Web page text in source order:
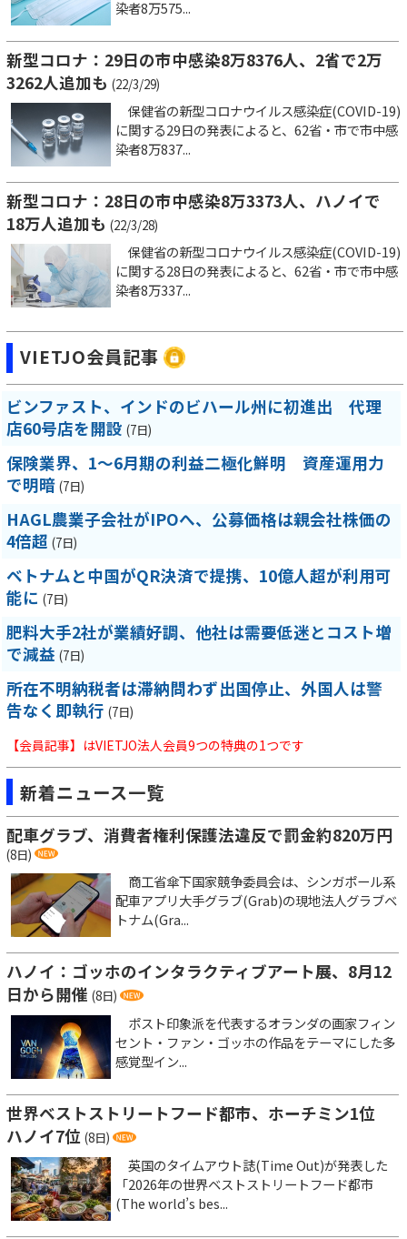
染者8万575...
新型コロナ：29日の市中感染8万8376人、2省で2万
3262人追加も (22/3/29)
保健省の新型コロナウイルス感染症(COVID-19)
に関する29日の発表によると、62省・市で市中感
染者8万837...
新型コロナ：28日の市中感染8万3373人、ハノイで
18万人追加も (22/3/28)
保健省の新型コロナウイルス感染症(COVID-19)
に関する28日の発表によると、62省・市で市中感
染者8万337...
VIETJO会員記事
ビンファスト、インドのビハール州に初進出 代理
店60号店を開設 (7日)
保険業界、1～6月期の利益二極化鮮明 資産運用力
で明暗 (7日)
HAGL農業子会社がIPOへ、公募価格は親会社株価の
4倍超 (7日)
ベトナムと中国がQR決済で提携、10億人超が利用可
能に (7日)
肥料大手2社が業績好調、他社は需要低迷とコスト増
で減益 (7日)
所在不明納税者は滞納問わず出国停止、外国人は警
告なく即執行 (7日)
【会員記事】はVIETJO法人会員9つの特典の1つです
新着ニュース一覧
配車グラブ、消費者権利保護法違反で罰金約820万円
(8日)
商工省傘下国家競争委員会は、シンガポール系
配車アプリ大手グラブ(Grab)の現地法人グラブベ
トナム(Gra...
ハノイ：ゴッホのインタラクティブアート展、8月12
日から開催 (8日)
ポスト印象派を代表するオランダの画家フィン
セント・ファン・ゴッホの作品をテーマにした多
感覚型イン...
世界ベストストリートフード都市、ホーチミン1位
ハノイ7位 (8日)
英国のタイムアウト誌(Time Out)が発表した
「2026年の世界ベストストリートフード都市
(The world’s bes...